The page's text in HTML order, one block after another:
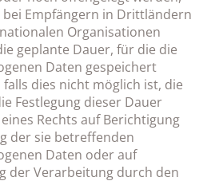
Empfängern in Drittländern
Organisationen
geplante Dauer, für die die
Daten gespeichert
dies nicht möglich ist, die
Festlegung dieser Dauer
Rechts auf Berichtigung
der sie betreffenden
Daten oder auf
der Verarbeitung durch den